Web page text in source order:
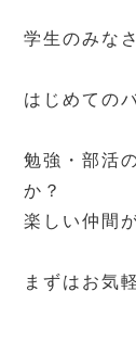
学生のみな
はじめての
勉強・部活
か？
楽しい仲間
まずはお気